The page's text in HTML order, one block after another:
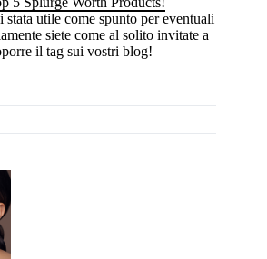
stata utile come spunto per eventuali
siete come al solito invitate a
il tag sui vostri blog!